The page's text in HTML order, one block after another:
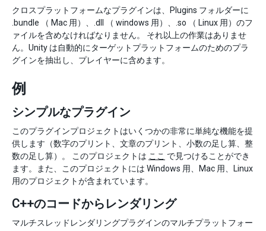
クロスプラットフォームなプラグインは、Plugins フォルダーに
.bundle （ Mac 用）、.dll （ windows 用）、.so （ Linux 用）のフ
ァイルを含めなければなりません。 それ以上の作業はありませ
ん。Unity は自動的にターゲットプラットフォームのためのプラ
グインを抽出し、プレイヤーに含めます。
例
シンプルなプラグイン
このプラグインプロジェクトはいくつかの非常に単純な機能を提
供します（数字のプリント、文章のプリント、小数の足し算、整
数の足し算）。 このプロジェクトは ここ で見つけることができ
ます。また、このプロジェクトには Windows 用、Mac 用、Linux
用のプロジェクトが含まれています。
C++のコードからレンダリング
マルチスレッドレンダリングプラグインのマルチプラットフォー